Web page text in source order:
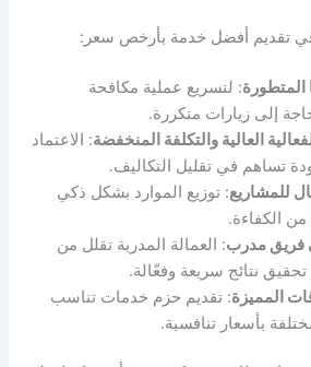
تقديم أفضل خدمة بأرخص سعر:
المتطورة: لتسريع عملية مكافحة
إلى زيارات متكررة.
العالية والتكلفة المنخفضة: الاعتماد
تساهم في تقليل التكاليف.
للمشاريع: توزيع الموارد بشكل ذكي
من الكفاءة.
فريق مدرب: العمالة المدربة تقلل من
نتائج سريعة وفعّالة.
المميزة: تقديم حزم خدمات تناسب
بأسعار تنافسية.